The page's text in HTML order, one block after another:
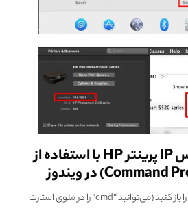
5. پیدا کردن آدرس IP پرینتر HP با استفاده از
Command Prompt را باز کنید (می‌توانید “cmd” را در منوی استارت